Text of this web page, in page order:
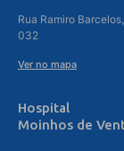
Rua Ramiro
032
Ver no mapa
Hospital
Moinhos de